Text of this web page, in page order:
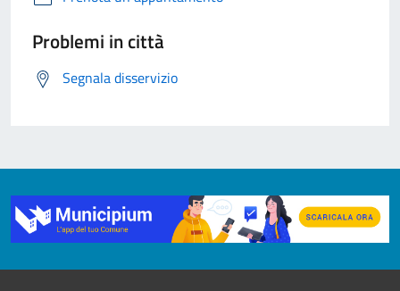
Problemi in città
Segnala disservizio